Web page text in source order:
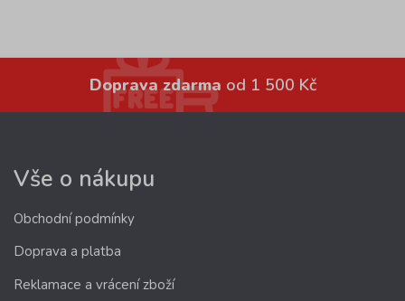
Doprava zdarma od 1 500 Kč
Vše o nákupu
Obchodní podmínky
Doprava a platba
Reklamace a vrácení zboží